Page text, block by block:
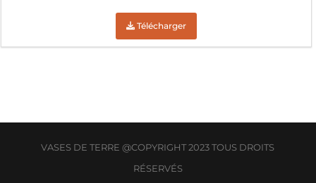
Télécharger
VASES DE TERRE @COPYRIGHT 2023 TOUS DROITS
RÉSERVÉS